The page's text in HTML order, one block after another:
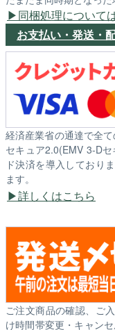
同梱処理について
お支払い・発送・
経済産業省の通達で全
セキュア2.0(EMV 3-D
ド決済を導入しており
ます。
詳しくはこちら
ご注文商品の確認、ご
け時間帯変更・キャン